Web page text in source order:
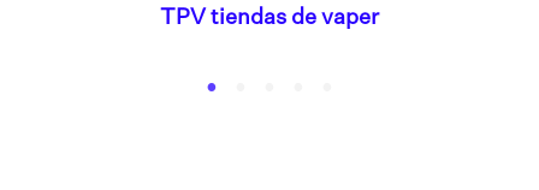
TPV tiendas de vaper